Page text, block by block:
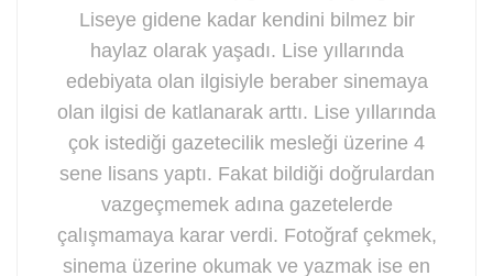
Liseye gidene kadar kendini bilmez bir
haylaz olarak yaşadı. Lise yıllarında
edebiyata olan ilgisiyle beraber sinemaya
olan ilgisi de katlanarak arttı. Lise yıllarında
çok istediği gazetecilik mesleği üzerine 4
sene lisans yaptı. Fakat bildiği doğrulardan
vazgeçmemek adına gazetelerde
çalışmamaya karar verdi. Fotoğraf çekmek,
sinema üzerine okumak ve yazmak ise en